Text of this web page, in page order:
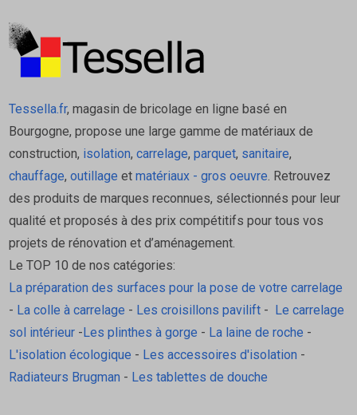
Tessella.fr, magasin de bricolage en ligne basé en
Bourgogne, propose une large gamme de matériaux de
construction, isolation, carrelage, parquet, sanitaire,
chauffage, outillage et matériaux - gros oeuvre. Retrouvez
des produits de marques reconnues, sélectionnés pour leur
qualité et proposés à des prix compétitifs pour tous vos
projets de rénovation et d’aménagement.
Le TOP 10 de nos catégories:
La préparation des surfaces pour la pose de votre carrelage
- La colle à carrelage - Les croisillons pavilift-
Le carrelage
sol intérieur- Les plinthes à gorge - La laine de roche -
L'isolation écologique - Les accessoires d'isolation -
Radiateurs Brugman - Les tablettes de douche